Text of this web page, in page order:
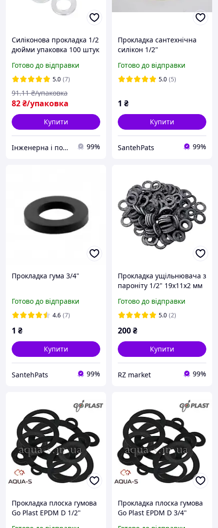
Силіконова прокладка 1/2
дюйми упаковка 100 штук
Готово до відправки
5.0 (7)
82₴/упаковка
91.11 ₴/упаковка
Купити
Інженерна і побутова сантехніка компанії PARTNЁR 99%
Прокладка сантехнічна
силікон 1/2"
Готово до відправки
5.0 (5)
1 ₴
Купити
SantehPats 99%
Прокладка гума 3/4"
Готово до відправки
4.6 (7)
1 ₴
Купити
SantehPats 99%
Прокладка ущільнювача з
пароніту 1/2" 19x11x2 мм
Готово до відправки
5.0 (2)
200₴
Купити
RZ market 99%
Прокладка плоска гумова
Go Plast EPDM D 1/2"
Прокладка плоска гумова
Go Plast EPDM D 3/4"